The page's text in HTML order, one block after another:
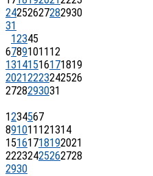
24252627282930
31
12345
6789101112
13141516171819
20212223242526
2728293031
1234567
891011121314
15161718192021
22232425262728
2930